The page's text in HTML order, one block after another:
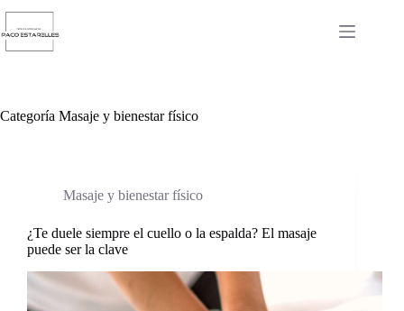
contenido
Categoría Masaje y bienestar físico
Masaje y bienestar físico
¿Te duele siempre el cuello o la espalda? El masaje
puede ser la clave